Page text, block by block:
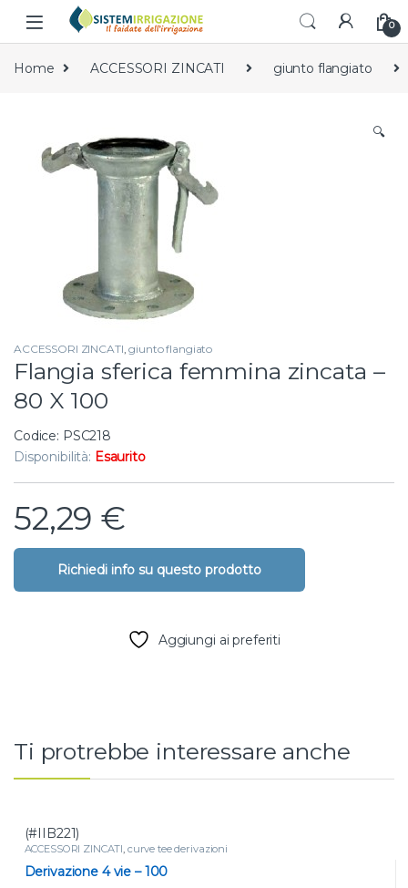
Skip to navigation
Skip to content
0
Home ACCESSORI ZINCATI giunto flangiato
🔍
ACCESSORI ZINCATI,giunto flangiato
Flangia sferica femmina zincata –
80 X 100
Codice: PSC218
Disponibilità: Esaurito
52,29 €
Aggiungi ai preferiti
Ti protrebbe interessare anche
(#IIB221)
ACCESSORI ZINCATI, curve tee derivazioni
Derivazione 4 vie – 100